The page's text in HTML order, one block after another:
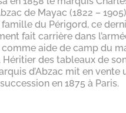
de Mayac (1822 –
famille du Périgord, ce
fait carrière dans
aide de camp du
Héritier des tableaux de
d’Abzac mit en vente
en 1875 à Paris.